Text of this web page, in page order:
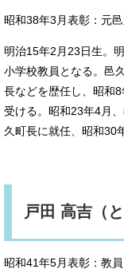
昭和38年3月表彰：元
明治15年2月23日生。
小学校教員となる。邑
長などを歴任し、昭和
受ける。昭和23年4月
久町長に就任、昭和30
戸田 高吉（
昭和41年5月表彰：教